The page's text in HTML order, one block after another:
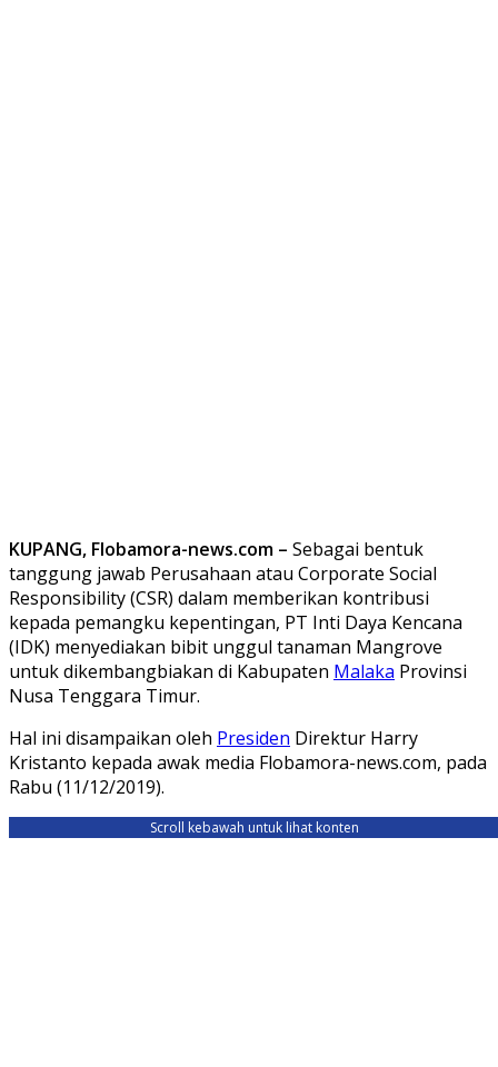
KUPANG, Flobamora-news.com – Sebagai bentuk
tanggung jawab Perusahaan atau Corporate Social
Responsibility (CSR) dalam memberikan kontribusi
kepada pemangku kepentingan, PT Inti Daya Kencana
(IDK) menyediakan bibit unggul tanaman Mangrove
untuk dikembangbiakan di Kabupaten Malaka Provinsi
Nusa Tenggara Timur.
Hal ini disampaikan oleh Presiden Direktur Harry
Kristanto kepada awak media Flobamora-news.com, pada
Rabu (11/12/2019).
Scroll kebawah untuk lihat konten